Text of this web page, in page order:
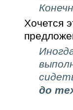
Хочется
до